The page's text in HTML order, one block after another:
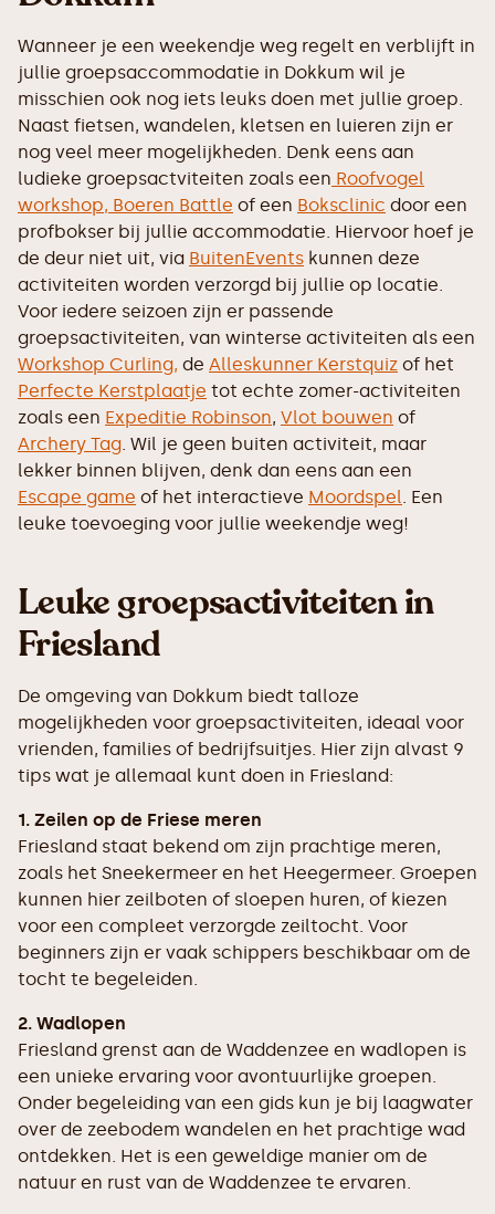
Wanneer je een weekendje weg regelt en verblijft in
jullie groepsaccommodatie in Dokkum wil je
misschien ook nog iets leuks doen met jullie groep.
Naast fietsen, wandelen, kletsen en luieren zijn er
nog veel meer mogelijkheden. Denk eens aan
ludieke groepsactviteiten zoals een Roofvogel
workshop, Boeren Battle of een Boksclinic door een
profbokser bij jullie accommodatie. Hiervoor hoef je
de deur niet uit, via BuitenEvents kunnen deze
activiteiten worden verzorgd bij jullie op locatie.
Voor iedere seizoen zijn er passende
groepsactiviteiten, van winterse activiteiten als een
Workshop Curling, de Alleskunner Kerstquiz of het
Perfecte Kerstplaatje tot echte zomer-activiteiten
zoals een Expeditie Robinson, Vlot bouwen of
Archery Tag. Wil je geen buiten activiteit, maar
lekker binnen blijven, denk dan eens aan een
Escape game of het interactieve Moordspel. Een
leuke toevoeging voor jullie weekendje weg!
Leuke groepsactiviteiten in
Friesland
De omgeving van Dokkum biedt talloze
mogelijkheden voor groepsactiviteiten, ideaal voor
vrienden, families of bedrijfsuitjes. Hier zijn alvast 9
tips wat je allemaal kunt doen in Friesland:
1. Zeilen op de Friese meren
Friesland staat bekend om zijn prachtige meren,
zoals het Sneekermeer en het Heegermeer. Groepen
kunnen hier zeilboten of sloepen huren, of kiezen
voor een compleet verzorgde zeiltocht. Voor
beginners zijn er vaak schippers beschikbaar om de
tocht te begeleiden.
2. Wadlopen
Friesland grenst aan de Waddenzee en wadlopen is
een unieke ervaring voor avontuurlijke groepen.
Onder begeleiding van een gids kun je bij laagwater
over de zeebodem wandelen en het prachtige wad
ontdekken. Het is een geweldige manier om de
natuur en rust van de Waddenzee te ervaren.